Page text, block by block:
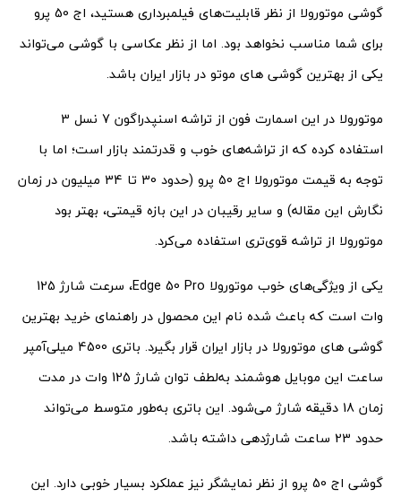
گوشی موتورولا از نظر قابلیت‌های فیلمبرداری هستید، اج 50 پرو
برای شما مناسب نخواهد بود. اما از نظر عکاسی با گوشی می‌تواند
یکی از بهترین گوشی های موتو در بازار ایران باشد.
موتورولا در این اسمارت فون از تراشه اسنپدراگون 7 نسل 3
استفاده کرده که از تراشه‌های خوب و قدرتمند بازار است؛ اما با
توجه به قیمت موتورولا اج 50 پرو (حدود 30 تا 34 میلیون در زمان
نگارش این مقاله) و سایر رقیبان در این بازه قیمتی، بهتر بود
موتورولا از تراشه قوی‌تری استفاده می‌کرد.
یکی از ویژگی‌های خوب موتورولا Edge 50 Pro، سرعت شارژ 125
وات است که باعث شده نام این محصول در راهنمای خرید بهترین
گوشی های موتورولا در بازار ایران قرار بگیرد. باتری 4500 میلی‌آمپر
ساعت این موبایل هوشمند به‌لطف توان شارژ 125 وات در مدت
زمان 18 دقیقه شارژ می‌شود. این باتری به‌طور متوسط می‌تواند
حدود 23 ساعت شارژدهی داشته باشد.
گوشی اج 50 پرو از نظر نمایشگر نیز عملکرد بسیار خوبی دارد. این